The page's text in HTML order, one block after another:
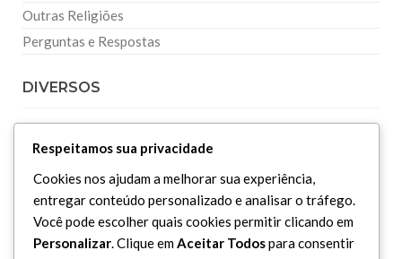
Outras Religiões
Perguntas e Respostas
DIVERSOS
Respeitamos sua privacidade
Cookies nos ajudam a melhorar sua experiência,
entregar conteúdo personalizado e analisar o tráfego.
Você pode escolher quais cookies permitir clicando em
Personalizar. Clique emAceitar Todospara consentir